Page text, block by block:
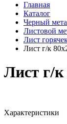
Главная
Каталог
Черный
Листовой
Лист
Лист г/к
Лист г/к
Характеристики